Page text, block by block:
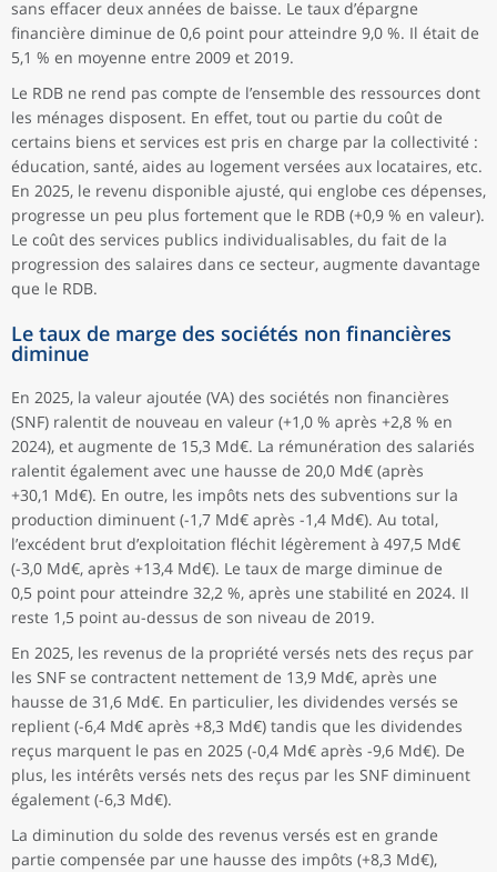
sans effacer deux années de baisse. Le taux d’épargne
financière diminue de 0,6 point pour atteindre 9,0 %. Il était de
5,1 % en moyenne entre 2009 et 2019.
Le RDB ne rend pas compte de l’ensemble des ressources dont
les ménages disposent. En effet, tout ou partie du coût de
certains biens et services est pris en charge par la collectivité :
éducation, santé, aides au logement versées aux locataires, etc.
En 2025, le revenu disponible ajusté, qui englobe ces dépenses,
progresse un peu plus fortement que le RDB (+0,9 % en valeur).
Le coût des services publics individualisables, du fait de la
progression des salaires dans ce secteur, augmente davantage
que le RDB.
Le taux de marge des sociétés non financières
diminue
En 2025, la valeur ajoutée (VA) des sociétés non financières
(SNF) ralentit de nouveau en valeur (+1,0 % après +2,8 % en
2024), et augmente de 15,3 Md€. La rémunération des salariés
ralentit également avec une hausse de 20,0 Md€ (après
+30,1 Md€). En outre, les impôts nets des subventions sur la
production diminuent (-1,7 Md€ après -1,4 Md€). Au total,
l’excédent brut d’exploitation fléchit légèrement à 497,5 Md€
(-3,0 Md€, après +13,4 Md€). Le taux de marge diminue de
0,5 point pour atteindre 32,2 %, après une stabilité en 2024. Il
reste 1,5 point au-dessus de son niveau de 2019.
En 2025, les revenus de la propriété versés nets des reçus par
les SNF se contractent nettement de 13,9 Md€, après une
hausse de 31,6 Md€. En particulier, les dividendes versés se
replient (-6,4 Md€ après +8,3 Md€) tandis que les dividendes
reçus marquent le pas en 2025 (-0,4 Md€ après -9,6 Md€). De
plus, les intérêts versés nets des reçus par les SNF diminuent
également (-6,3 Md€).
La diminution du solde des revenus versés est en grande
partie compensée par une hausse des impôts (+8,3 Md€),